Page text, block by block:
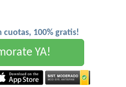
cuotas, 100% gratis!
YA!